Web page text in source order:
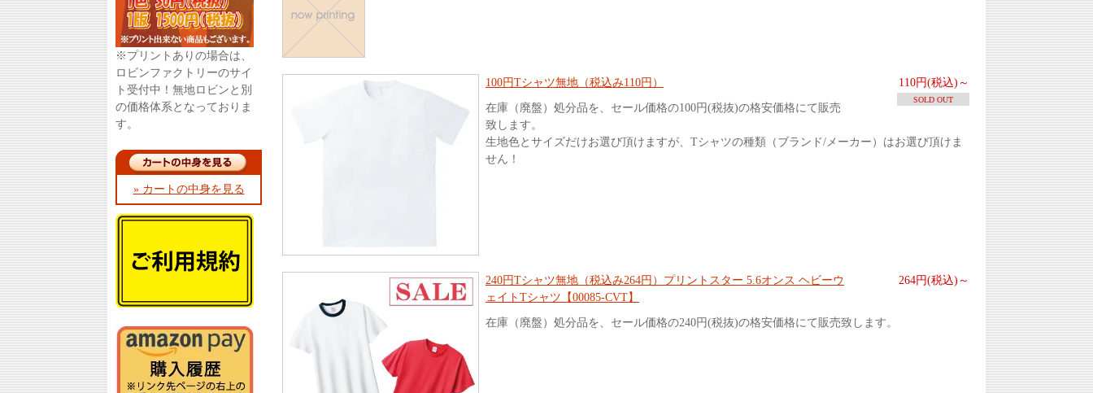
※プリントありの場合は、
ロビンファクトリーのサイ
ト受付中！無地ロビンと別
の価格体系となっておりま
す。
» カートの中身を見る
110円(税込)～
SOLD OUT
100円Tシャツ無地（税込み110円）
在庫（廃盤）処分品を、セール価格の100円(税抜)の格安価格にて販売
致します。
生地色とサイズだけお選び頂けますが、Tシャツの種類（ブランド/メーカー）はお選び頂けま
せん！
264円(税込)～
240円Tシャツ無地（税込み264円）プリントスター 5.6オンス ヘビーウ
ェイトTシャツ【00085-CVT】
在庫（廃盤）処分品を、セール価格の240円(税抜)の格安価格にて販売致します。